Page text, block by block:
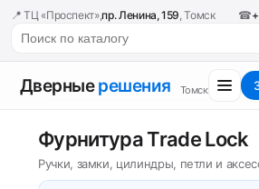
📍 ТЦ «Проспект»,пр. Ленина, 159, Томск ☎
Дверныерешения Томск
Фурнитура Trade Lock
Ручки, замки, цилиндры, петли и